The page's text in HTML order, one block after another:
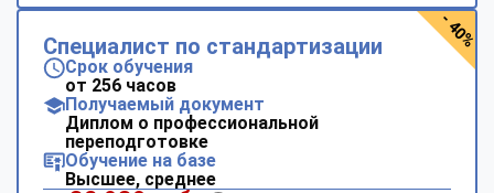
Специалист по стандартизации
Срок обучения
от 256 часов
Получаемый документ
Диплом о профессиональной
переподготовке
Обучение на базе
Высшее, среднее
- 40%